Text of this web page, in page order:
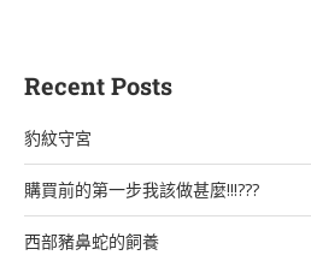
Recent Posts
豹紋守宮
購買前的第一步我該做甚麼!!!???
西部豬鼻蛇的飼養